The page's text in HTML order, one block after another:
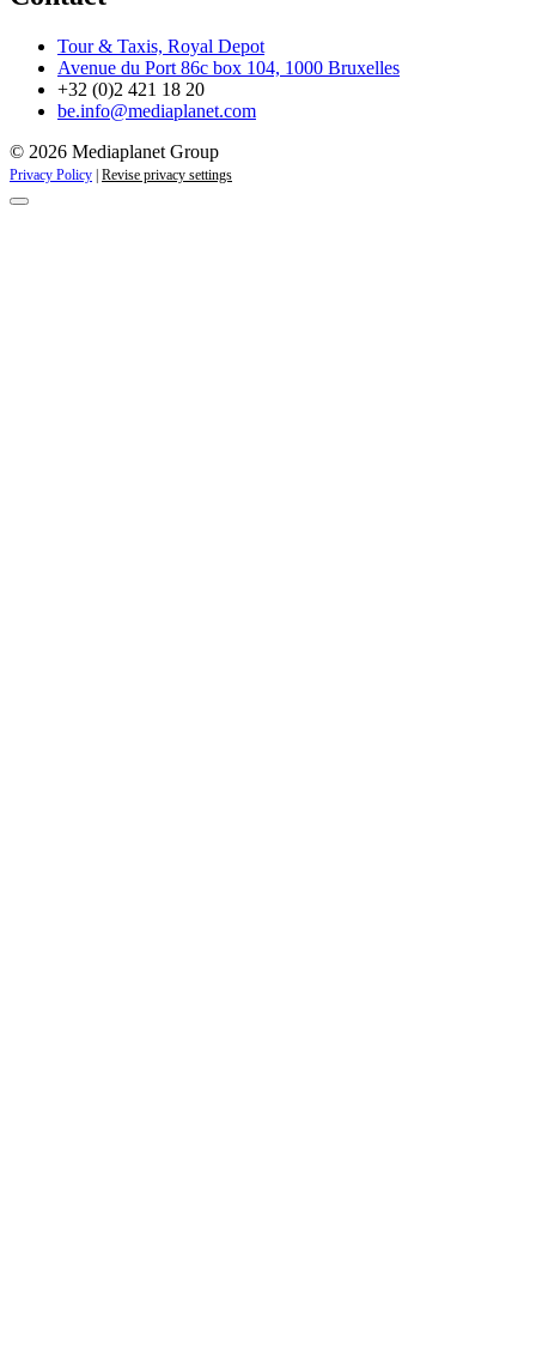
Tour & Taxis, Royal Depot
Avenue du Port 86c box 104, 1000 Bruxelles
+32 (0)2 421 18 20
be.info@mediaplanet.com
© 2026 Mediaplanet Group
Privacy Policy Revise privacy settings